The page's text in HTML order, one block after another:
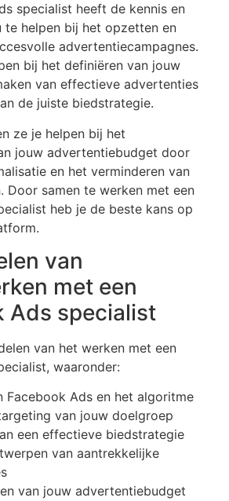
specialist heeft de kennis en
te helpen bij het opzetten en
advertentiecampagnes.
bij het definiëren van jouw
van effectieve advertenties
de juiste biedstrategie.
ze je helpen bij het
jouw advertentiebudget door
en het verminderen van
Door samen te werken met een
heb je de beste kans op
van
met een
Ads specialist
van het werken met een
waaronder:
Facebook Ads en het algoritme
van jouw doelgroep
een effectieve biedstrategie
van aantrekkelijke
van jouw advertentiebudget